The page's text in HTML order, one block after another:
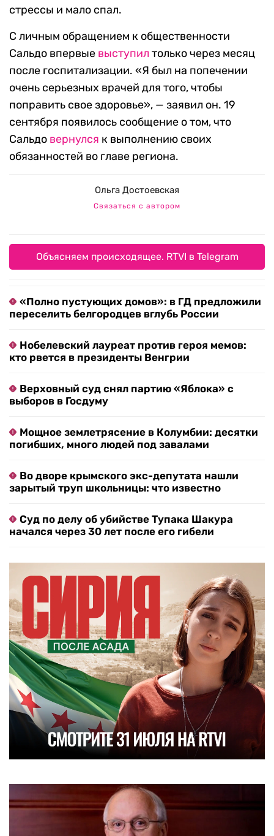
стрессы и мало спал.
С личным обращением к общественности
Сальдо впервые выступил только через месяц
после госпитализации. «Я был на попечении
очень серьезных врачей для того, чтобы
поправить свое здоровье», — заявил он. 19
сентября появилось сообщение о том, что
Сальдо вернулся к выполнению своих
обязанностей во главе региона.
Ольга Достоевская
Связаться с автором
Объясняем происходящее. RTVI в Telegram
«Полно пустующих домов»: в ГД предложили
переселить белгородцев вглубь России
Нобелевский лауреат против героя мемов:
кто рвется в президенты Венгрии
Верховный суд снял партию «Яблока» с
выборов в Госдуму
Мощное землетрясение в Колумбии: десятки
погибших, много людей под завалами
Во дворе крымского экс-депутата нашли
зарытый труп школьницы: что известно
Суд по делу об убийстве Тупака Шакура
начался через 30 лет после его гибели